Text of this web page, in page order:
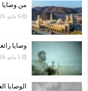
من
6 مايو، 2026
وصايا
5 مايو، 2026
الوصايا